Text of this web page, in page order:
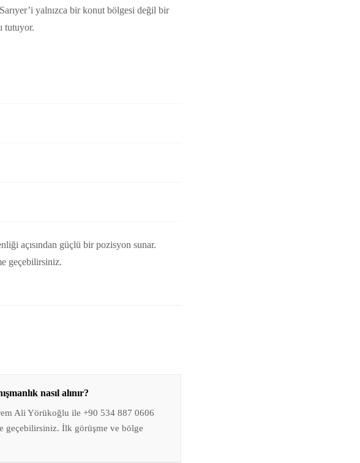
yalnızca bir konut bölgesi değil bir
tutuyor.
açısından güçlü bir pozisyon sunar.
geçebilirsiniz.
nasıl alınır?
Ali Yörükoğlu ile +90 534 887 0606
geçebilirsiniz. İlk görüşme ve bölge